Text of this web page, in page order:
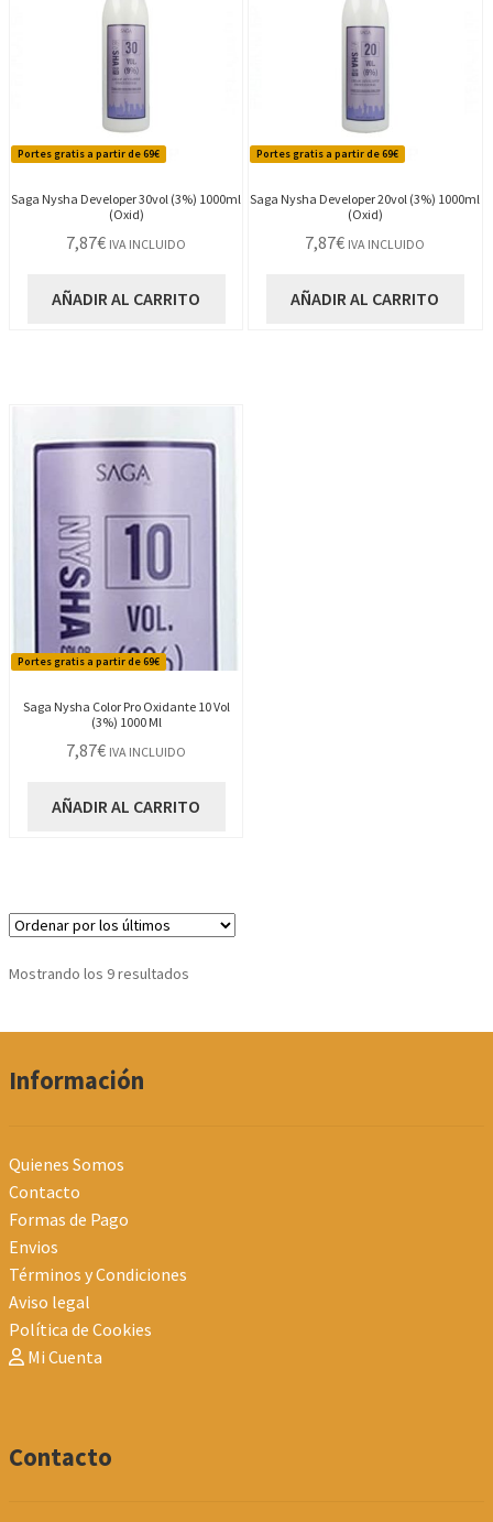
Portes gratis a partir de 69€
Saga Nysha Developer 30vol (3%) 1000ml
(Oxid)
7,87€ IVA INCLUIDO
AÑADIR AL CARRITO
Portes gratis a partir de 69€
Saga Nysha Developer 20vol (3%) 1000ml
(Oxid)
7,87€ IVA INCLUIDO
AÑADIR AL CARRITO
Portes gratis a partir de 69€
Saga Nysha Color Pro Oxidante 10 Vol
(3%) 1000 Ml
7,87€ IVA INCLUIDO
AÑADIR AL CARRITO
Mostrando los 9 resultados
Información
Quienes Somos
Contacto
Formas de Pago
Envios
Términos y Condiciones
Aviso legal
Política de Cookies
Mi Cuenta
Contacto